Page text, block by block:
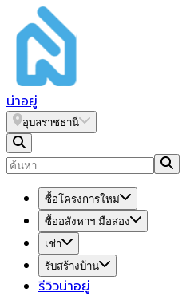
น่าอยู่
อุบลราชธานี
ซื้อโครงการใหม่
ซื้ออสังหาฯ มือสอง
เช่า
รับสร้างบ้าน
รีวิวน่าอยู่